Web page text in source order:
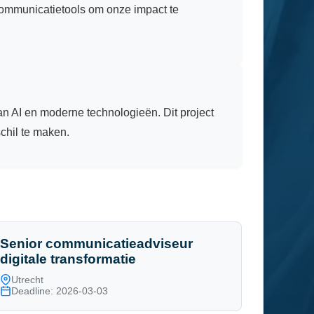
om onze impact te
AI en moderne technologieën. Dit project
te maken.
Senior communicatieadviseur
digitale transformatie
Utrecht
Deadline: 2026-03-03